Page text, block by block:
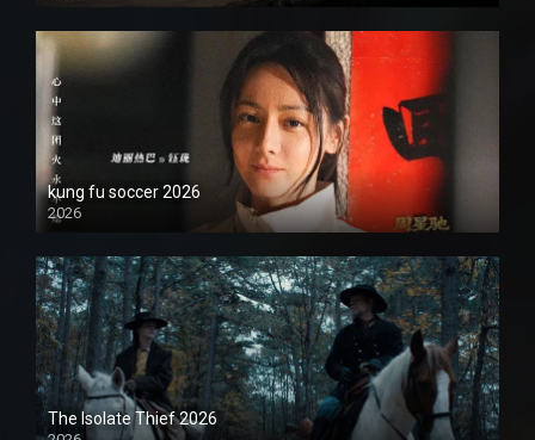
kung fu soccer 2026
2026
1080P
The Isolate Thief 2026